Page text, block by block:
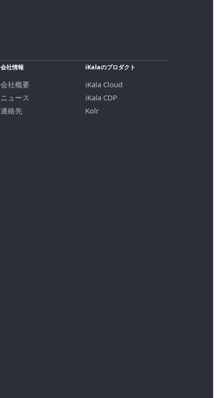
会社情報
会社概要
ニュース
連絡先
iKalaのプロダクト
iKala Cloud
iKala CDP
Kolr